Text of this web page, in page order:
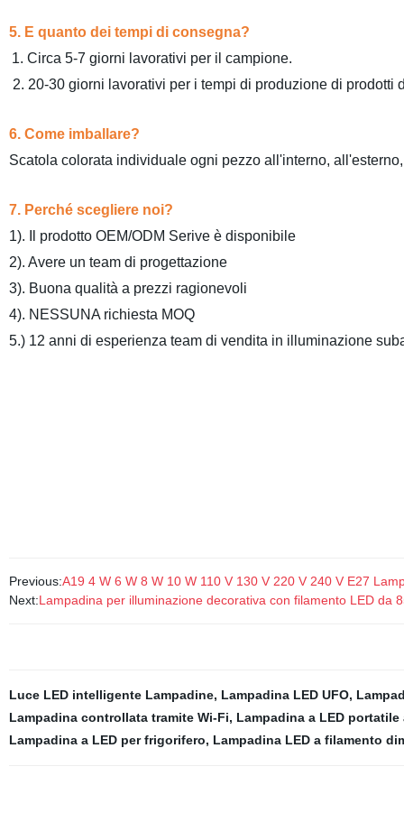
5. E quanto dei tempi di consegna?
1. Circa 5-7 giorni lavorativi per il campione.
2. 20-30 giorni lavorativi per i tempi di produzione di prodotti
6. Come imballare?
Scatola colorata individuale ogni pezzo all'interno,
7. Perché scegliere noi?
1). Il prodotto OEM/ODM Serive è disponibile
2). Avere un team di progettazione
3). Buona qualità a prezzi ragionevoli
4). NESSUNA richiesta MOQ
5.) 12 anni di esperienza team di vendita in illuminazione
Previous:A19 4 W 6 W 8 W 10 W 110 V 130 V 220 V 240 V E27
Next:Lampadina per illuminazione decorativa con filamento LED da
Luce LED intelligente Lampadine, Lampadina LED UFO,
Lampadina controllata tramite Wi-Fi, Lampadina a LED
Lampadina a LED per frigorifero, Lampadina LED a filamento